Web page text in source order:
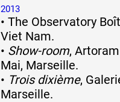
2013
• The Observatory
Viet Nam.
• Show-room,
Mai, Marseille.
• Trois dixième,
Marseille.